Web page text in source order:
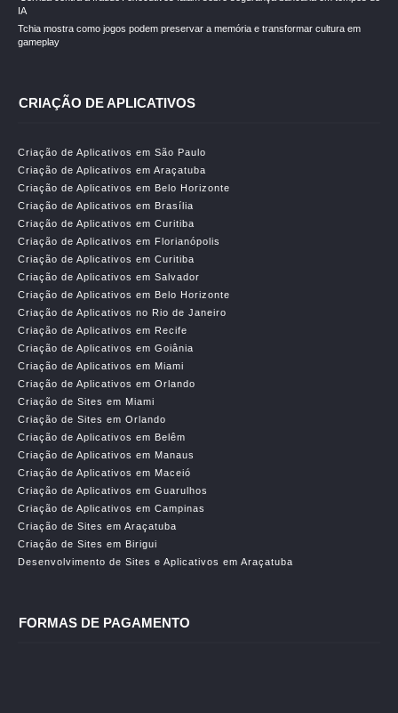
IA
Tchia mostra como jogos podem preservar a memória e transformar cultura em
gameplay
CRIAÇÃO DE APLICATIVOS
Criação de Aplicativos em São Paulo
Criação de Aplicativos em Araçatuba
Criação de Aplicativos em Belo Horizonte
Criação de Aplicativos em Brasília
Criação de Aplicativos em Curitiba
Criação de Aplicativos em Florianópolis
Criação de Aplicativos em Curitiba
Criação de Aplicativos em Salvador
Criação de Aplicativos em Belo Horizonte
Criação de Aplicativos no Rio de Janeiro
Criação de Aplicativos em Recife
Criação de Aplicativos em Goiânia
Criação de Aplicativos em Miami
Criação de Aplicativos em Orlando
Criação de Sites em Miami
Criação de Sites em Orlando
Criação de Aplicativos em Belêm
Criação de Aplicativos em Manaus
Criação de Aplicativos em Maceió
Criação de Aplicativos em Guarulhos
Criação de Aplicativos em Campinas
Criação de Sites em Araçatuba
Criação de Sites em Birigui
Desenvolvimento de Sites e Aplicativos em Araçatuba
FORMAS DE PAGAMENTO